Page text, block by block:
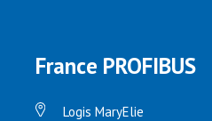
France PROFIBUS
Logis MaryElie